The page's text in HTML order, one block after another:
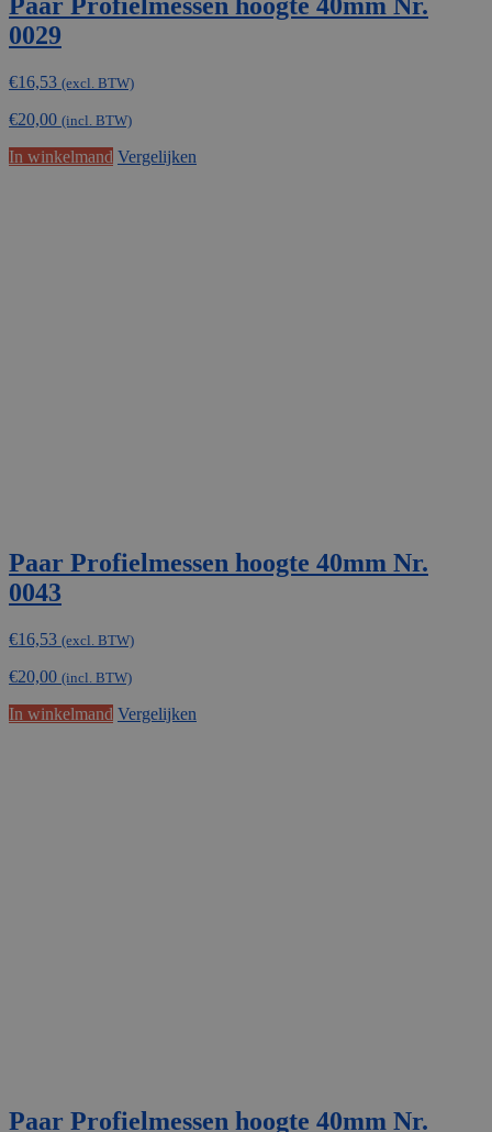
0029
€16,53 (excl. BTW)
€20,00 (incl. BTW)
In winkelmand Vergelijken
Paar Profielmessen hoogte 40mm Nr.
0043
€16,53 (excl. BTW)
€20,00 (incl. BTW)
In winkelmand Vergelijken
Paar Profielmessen hoogte 40mm Nr.